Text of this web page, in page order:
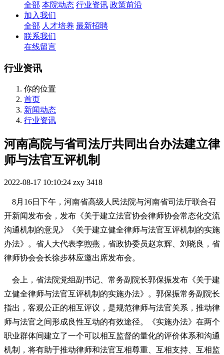
全部 本院动态 行业资讯 政策前沿
加入我们
全部 人才培养 最新招聘
联系我们
在线留言
行业资讯
你的位置
首页
新闻动态
行业资讯
河南高院与省司法厅共同出台办法建立律
师与法官互评机制
2022-08-17 10:10:24 zxy 3418
8月16日下午，河南省高级人民法院与河南省司法厅联合召
开新闻发布会，发布《关于建立法官协会律师协会常态化交流
沟通机制的意见》《关于建立健全律师与法官互评机制的实施
办法》。省人大代表李煦燕，省政协委员赵京辉、刘晓良，省
律师协会会长徐步林应邀出席发布会。
会上，省法院党组副书记、常务副院长郭保振发布《关于建
立健全律师与法官互评机制的实施办法》。郭保振常务副院长
指出，客观公正的相互评议，是规范律师与法官关系，推动律
师与法官之间形成良性互动的有效途径。《实施办法》在两个
职业群体间建立了一个可以相互监督的量化的评价体系和沟通
机制，将有助于推动律师和法官互相尊重、互相支持、互相监